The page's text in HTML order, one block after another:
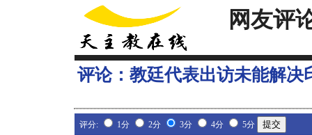
网友评
评论： 教廷代表出访未能解决
评分: 1分 2分 3分 4分 5分